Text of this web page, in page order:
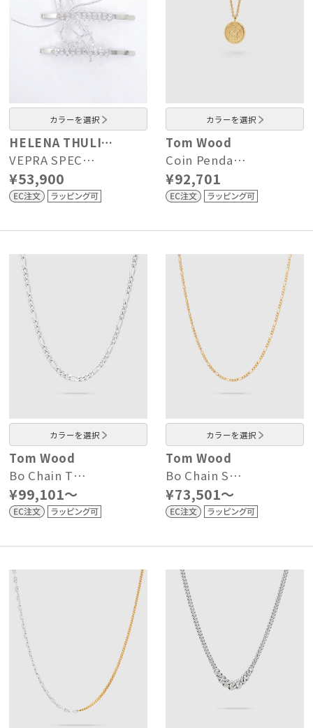
カラーを選択
HELENA THULI…
VEPRA SPEC…
¥53,900
カラーを選択
Tom Wood
Coin Penda…
¥92,701
カラーを選択
Tom Wood
Bo Chain T…
¥99,101～
カラーを選択
Tom Wood
Bo Chain S…
¥73,501～